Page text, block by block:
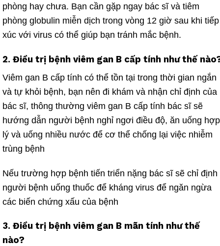
phòng hay chưa. Bạn cần gặp ngay bác sĩ và tiêm
phòng globulin miễn dịch trong vòng 12 giờ sau khi tiếp
xúc với virus có thể giúp bạn tránh mắc bệnh.
2. Điều trị bệnh viêm gan B cấp tính như thế
Viêm gan B cấp tính có thể tồn tại trong thời gian ngắn
và tự khỏi bệnh, bạn nên đi khám và nhận chỉ định của
bác sĩ, thông thường viêm gan B cấp tính bác sĩ sẽ
hướng dẫn người bệnh nghỉ ngơi điều độ, ăn uống hợp
lý và uống nhiều nước để cơ thể chống lại việc nhiễm
trùng bệnh
Nếu trường hợp bệnh tiến triển nặng bác sĩ sẽ chỉ định
người bệnh uống thuốc để kháng virus để ngăn ngừa
các biến chứng xấu của bệnh
3. Điều trị bệnh viêm gan B mãn tính như thế
nào?